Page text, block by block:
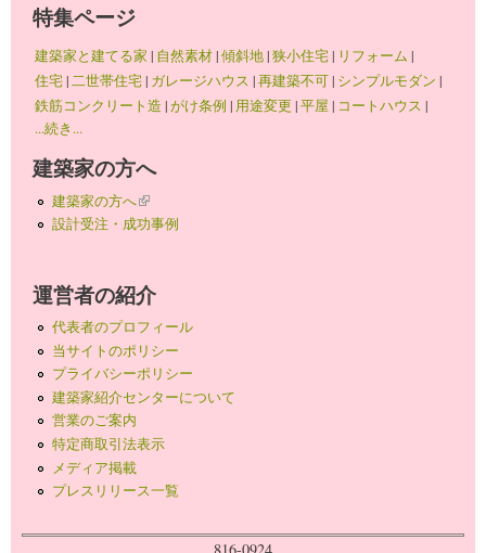
特集ページ
建築家と建てる家 | 自然素材|傾斜地|狭小住宅| リフォーム |
住宅|二世帯住宅| ガレージハウス |再建築不可| シンプルモダン |
鉄筋コンクリート造 |がけ条例 | 用途変更 |平屋 | コートハウス |
...続き...
建築家の方へ
建築家の方へ(link is external)
設計受注・成功事例
運営者の紹介
代表者のプロフィール
当サイトのポリシー
プライバシーポリシー
建築家紹介センターについて
営業のご案内
特定商取引法表示
メディア掲載
プレスリリース一覧